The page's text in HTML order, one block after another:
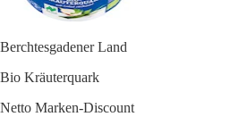
Berchtesgadener Land
Bio Kräuterquark
Netto Marken-Discount